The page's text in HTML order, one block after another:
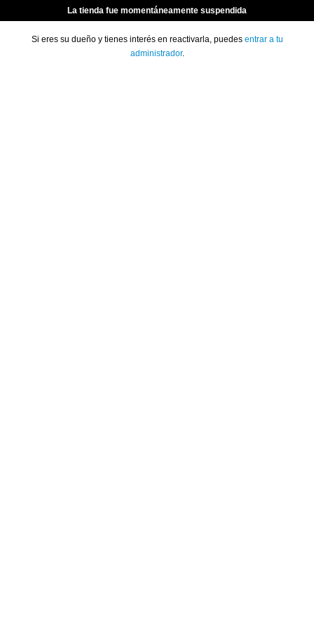
La tienda fue momentáneamente suspendida
Si eres su dueño y tienes interés en reactivarla, puedes entrar a tu
administrador.